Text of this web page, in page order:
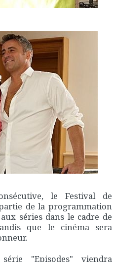
le Festival de
de la programmation
séries dans le cadre de
que le cinéma sera
"Episodes" viendra